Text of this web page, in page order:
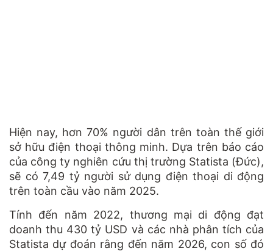
Hiện nay, hơn 70% người dân trên toàn thế giới
sở hữu điện thoại thông minh. Dựa trên báo cáo
của công ty nghiên cứu thị trường Statista (Đức),
sẽ có 7,49 tỷ người sử dụng điện thoại di động
trên toàn cầu vào năm 2025.
Tính đến năm 2022, thương mại di động đạt
doanh thu 430 tỷ USD và các nhà phân tích của
Statista dự đoán rằng đến năm 2026, con số đó